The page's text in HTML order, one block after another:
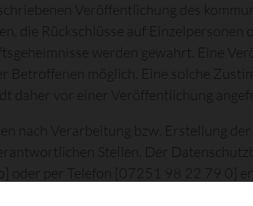
Veröffentlichung des
die Rückschlüsse auf Einzelpersonen
werden gewahrt. Eine
Betroffenen möglich. Eine solche
daher vor einer Veröffentlichung
nach Verarbeitung bzw. Erstellung
Stellen. Der
] oder per Telefon [07251 98 22 79 0]
Verarbeitung und ein